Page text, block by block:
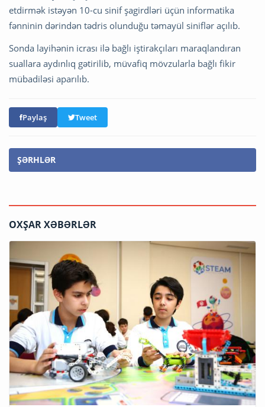
etdirmək istəyən 10-cu sinif şagirdləri üçün informatika
fənninin dərindən tədris olunduğu təmayül siniflər açılıb.
Sonda layihənin icrası ilə bağlı iştirakçıları maraqlandıran
suallara aydınlıq gətirilib, müvafiq mövzularla bağlı fikir
mübadiləsi aparılıb.
Paylaş Tweet
ŞƏRHLƏR
OXŞAR XƏBƏRLƏR